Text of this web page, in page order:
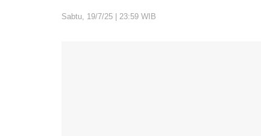
Sabtu, 19/7/25 | 23:59 WIB